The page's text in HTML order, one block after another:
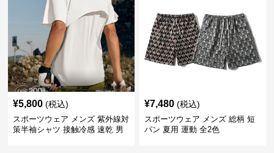
¥5,800 (税込)
スポーツウェア メンズ 紫外線対
策半袖シャツ 接触冷感 速乾 男
¥7,480 (税込)
スポーツウェア メンズ 総柄 短
パン 夏用 運動 全2色